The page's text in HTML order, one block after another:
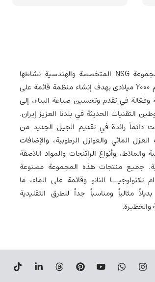
بدأت مجموعة NSG المتخصصة والهندسية نشاطها
منذ عام 2000 میلادی بهدف إنشاء منظمة قائمة على
وفعّالة في تقدم وتحسين صناعة البناء، إلى
التقنيات الحديثة في بلدنا العزيز إيران.
دائماً رائدة في تقديم الجيل الجديد من
المائي والعوازل الرطوبية، والإضافات
والملاط، وأنواع الراتنجات والمواد اللاصقة
جميع منتجات هذه المجموعة مصنوعة
تكنولوجيــا النانو وقائمة على الماء، ما
مثالياً ومناسباً جداً للطرق التقليدية
والخطيرة.